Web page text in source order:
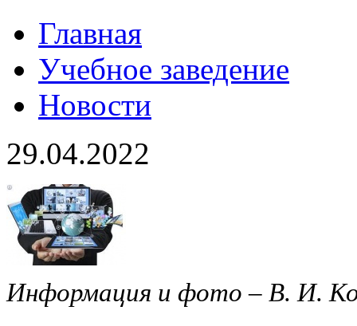
Главная
Учебное заведение
Новости
29.04.2022
Информация и фото – В. И.